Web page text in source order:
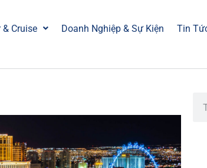
& Cruise Doanh Nghiệp & Sự Kiện Tin